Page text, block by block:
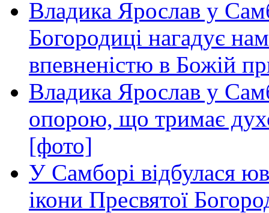
Владика Ярослав у
Богородиці нагадує
впевненістю в Божій
Владика Ярослав у
опорою, що тримає
[фото]
У Самборі відбулася
ікони Пресвятої